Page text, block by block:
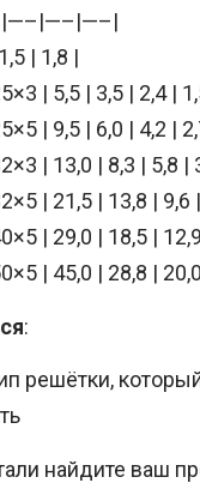
| 1,8 |
| 5,5 | 3,5 | 2,4 |
| 9,5 | 6,0 | 4,2 |
| 13,0 | 8,3 | 5,8 |
| 21,5 | 13,8 | 9,6
| 29,0 | 18,5 |
| 45,0 | 28,8 |
:
решётки,
найдите ваш